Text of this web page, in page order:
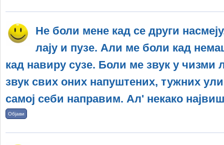
Не боли мене кад се други
лају и пузе. Али ме боли кад
кад навиру сузе. Боли ме звук у чизми
звук свих оних напуштених, тужних
самој себи направим. Ал' некако
Објави